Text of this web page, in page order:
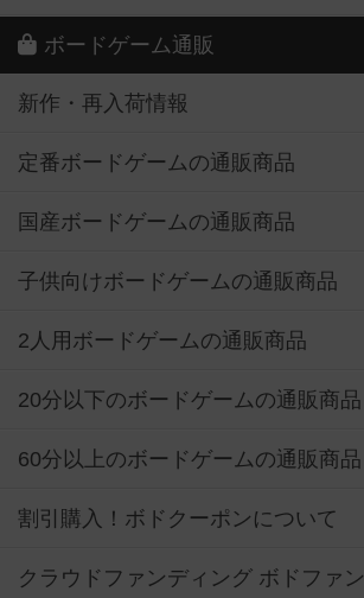
ボードゲーム通販
新作・再入荷情報
定番ボードゲームの通販商品
国産ボードゲームの通販商品
子供向けボードゲームの通販商品
2人用ボードゲームの通販商品
20分以下のボードゲームの通販商品
60分以上のボードゲームの通販商品
割引購入！ボドクーポンについて
クラウドファンディング ボドファン